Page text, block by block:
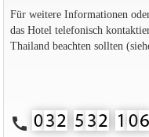
Für weitere Informationen
das Hotel telefonisch
Thailand beachten sollten
call